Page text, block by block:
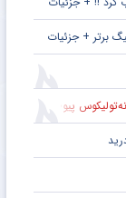
برتر + جزئیات
پیوست